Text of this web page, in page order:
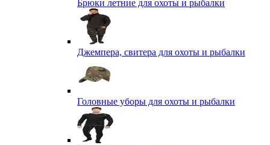
Брюки летние для охоты и рыбалки
Джемпера, свитера для охоты и рыбалки
Головные уборы для охоты и рыбалки